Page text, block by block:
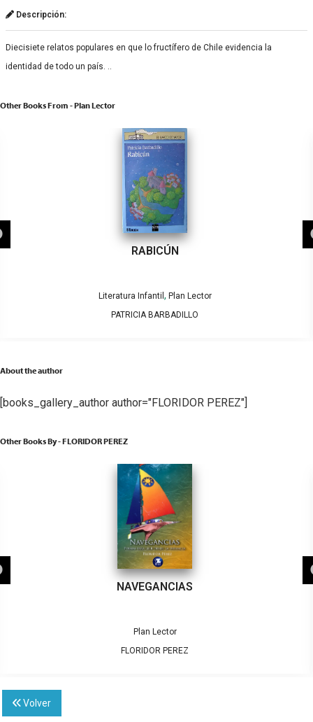
Descripción:
Diecisiete relatos populares en que lo fructífero de Chile evidencia la
identidad de todo un país. ..
Other Books From - Plan Lector
RABICÚN
Literatura Infantil , Plan Lector
PATRICIA BARBADILLO
About the author
[books_gallery_author author="FLORIDOR PEREZ"]
Other Books By - FLORIDOR PEREZ
NAVEGANCIAS
Plan Lector
FLORIDOR PEREZ
Volver